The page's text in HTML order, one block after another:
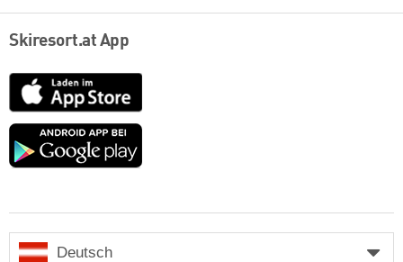
Skiresort.at App
App
Store
Google
Deutsch